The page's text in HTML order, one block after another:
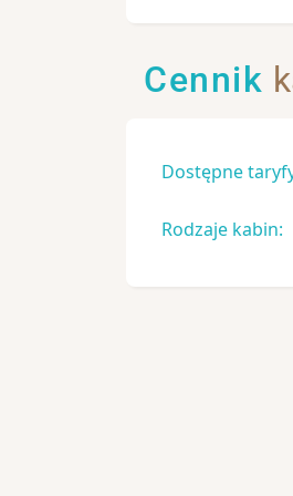
Cennik
Dostępne
Rodzaje kabin: